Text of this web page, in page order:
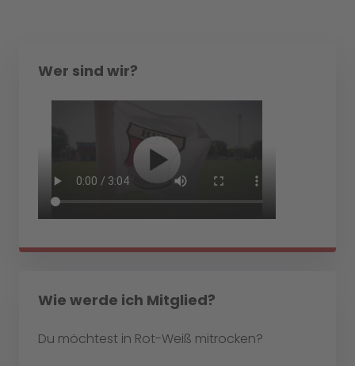
Wer sind wir?
Wie werde ich Mitglied?
Du möchtest in Rot-Weiß mitrocken?